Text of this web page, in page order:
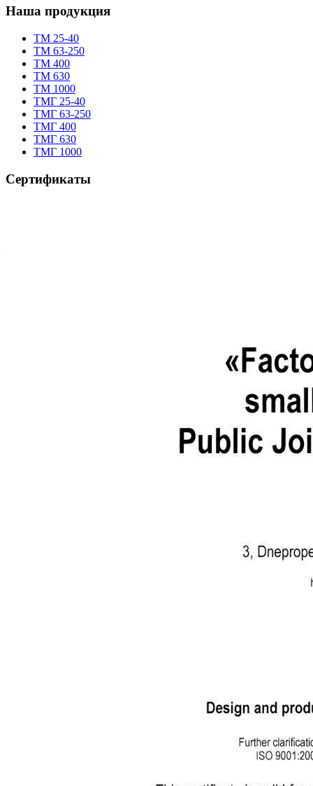
Наша продукция
TM 25-40
TM 63-250
ТМ 400
ТМ 630
ТМ 1000
TMГ 25-40
TMГ 63-250
ТМГ 400
ТМГ 630
ТМГ 1000
Сертификаты